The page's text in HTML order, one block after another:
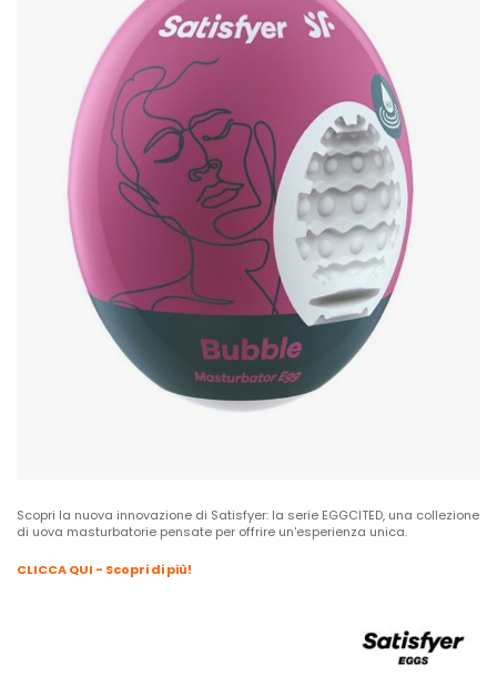
Scopri la nuova innovazione di Satisfyer: la serie EGGCITED, una collezione
di uova masturbatorie pensate per offrire un'esperienza unica.
CLICCA QUI - Scopri di più!